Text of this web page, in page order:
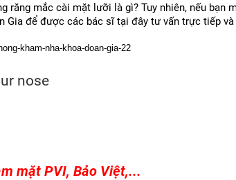
răng mắc cài mặt lưỡi là gì? Tuy nhiên, nếu bạn
Gia để được các bác sĩ tại đây tư vấn trực tiếp
nose
mặt PVI, Bảo Việt,...